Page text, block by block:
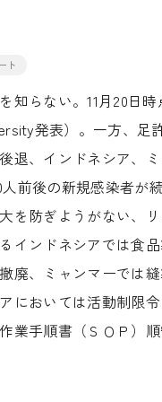
ト
らない。11月20日時
発表）。一方、
退、インドネシア、
前後の新規感染者が
を防ぎようがない、
インドネシアでは食
廃、ミャンマーでは
においては活動制限
業手順書（ＳＯＰ）